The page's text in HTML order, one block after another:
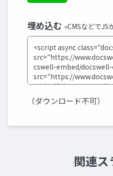
埋め込む »CMSなどでJS
（ダウンロード不可）
関連ス